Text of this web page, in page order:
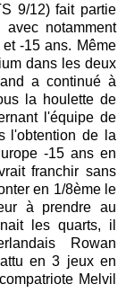
9/12) fait partie
notamment
-15 ans. Même
dans les deux
a continué à
la houlette de
l'équipe de
l'obtention de la
-15 ans en
franchir sans
en 1/8ème le
à prendre au
les quarts, il
Rowan
en 3 jeux en
Melvil